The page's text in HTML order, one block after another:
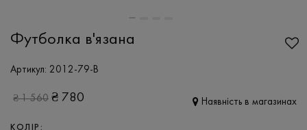
Футболка в'язана
Артикул: 2012-79-B
₴1 560 ₴ 780 Наявність в магазинах
КОЛІР: